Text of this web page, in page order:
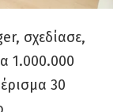
σχεδίασε,
1.000.000
30